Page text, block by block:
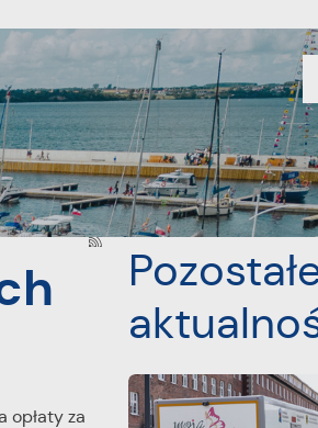
PROJEKTY UNIJNE
opłaty za